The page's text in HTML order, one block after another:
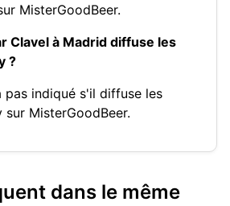
MisterGoodBeer.
Clavel à Madrid diffuse les
?
pas indiqué s'il diffuse les
MisterGoodBeer.
dans le même